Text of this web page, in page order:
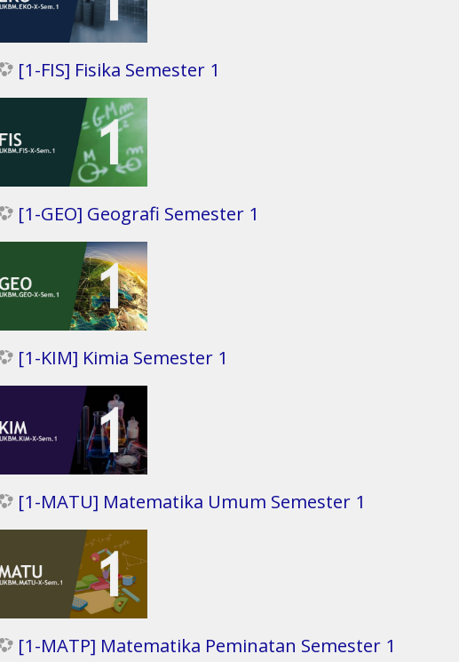
[1-FIS] Fisika Semester 1
[1-GEO] Geografi Semester 1
[1-KIM] Kimia Semester 1
[1-MATU] Matematika Umum Semester 1
[1-MATP] Matematika Peminatan Semester 1